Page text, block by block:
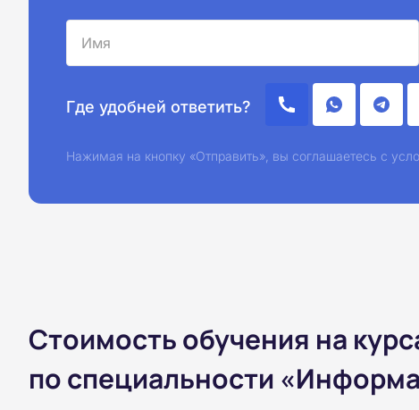
Где удобней ответить?
Нажимая на кнопку «Отправить», вы соглашаетесь с
Стоимость обучения на
по специальности